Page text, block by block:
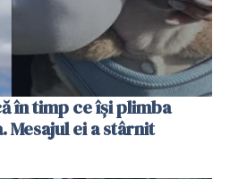
în timp ce își plimba
Mesajul ei a stârnit